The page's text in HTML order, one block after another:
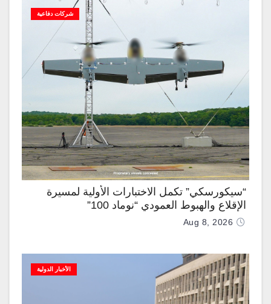
شركات دفاعية
“سيكورسكي” تكمل الاختبارات الأولية لمسيرة
الإقلاع والهبوط العمودي “نوماد 100”
Aug 8, 2026
الأخبار الدولية